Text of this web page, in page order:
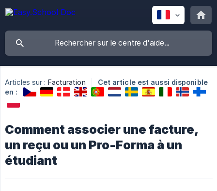
Articles sur : Facturation
Cet article est aussi disponible
en :
Comment associer une facture,
un reçu ou un Pro-Forma à un
étudiant